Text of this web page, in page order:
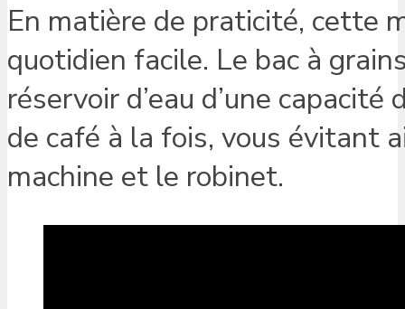
En matière de praticité, cette
quotidien facile. Le bac à
réservoir d’eau d’une
de café à la fois, vous évitant
machine et le robinet.